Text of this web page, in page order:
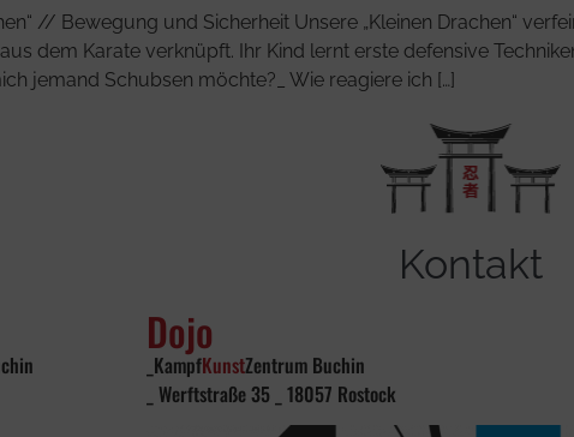
// Bewegung und Sicherheit Unsere „Kleinen Drachen“
dem Karate verknüpft. Ihr Kind lernt erste defensive
jemand Schubsen möchte?_ Wie reagiere ich […]
Kontakt
Dojo
_KampfKunstZentrum Buchin
_ Werftstraße 35 _ 18057 Rostock